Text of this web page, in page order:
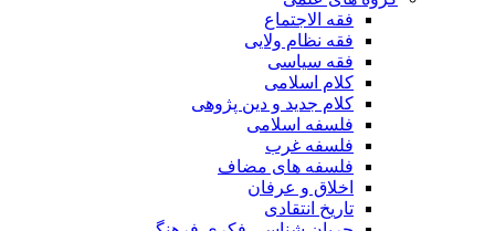
فقه الاجتماع
فقه نظام ولایی
فقه سیاسی
کلام اسلامی
کلام جدید و دین پژوهی
فلسفه اسلامی
فلسفه غرب
فلسفه های مضاف
اخلاق و عرفان
تاریخ انتقادی